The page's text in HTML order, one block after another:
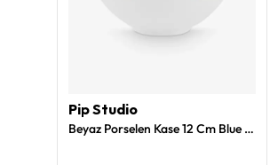
Pip Studio
Beyaz Porselen Kase 12 Cm Blue Bird Collection by Pip Studio